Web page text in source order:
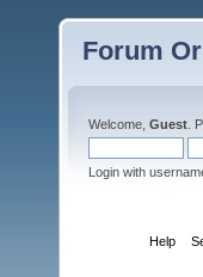
Forum
Welcome, Guest .
Login with
Help